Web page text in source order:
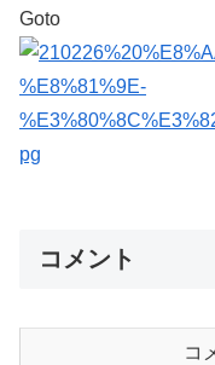
Goto
コメント
コ